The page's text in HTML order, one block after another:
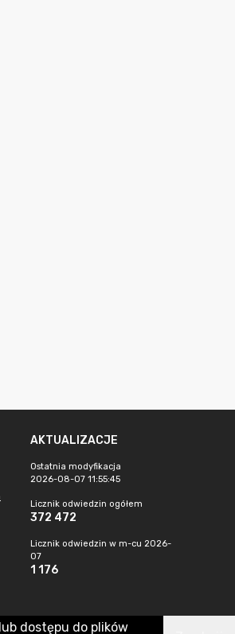
AKTUALIZACJE
Ostatnia modyfikacja
2026-08-07 11:55:45
Licznik odwiedzin ogółem
372 472
Licznik odwiedzin w m-cu 2026-
07
1 176
dostępu do plików